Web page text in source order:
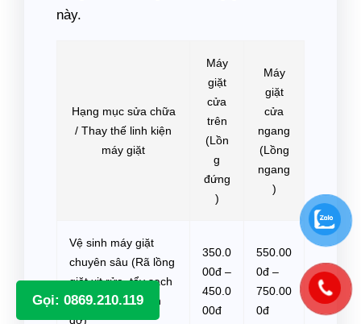
Gọi: 0869.210.119
này.
Hạng mục sửa chữa
/ Thay thế linh kiện
máy giặt
Máy
giặt
cửa
trên
(Lồn
g
đứng
)
Máy
giặt
cửa
ngang
(Lồng
ngang
)
Vệ sinh máy giặt
chuyên sâu (Rã lồng
giặt xịt rửa, tẩy sạch
nấm mốc bẩn cặn
dơ)
350.0
00đ –
450.0
00đ
550.00
0đ –
750.00
0đ